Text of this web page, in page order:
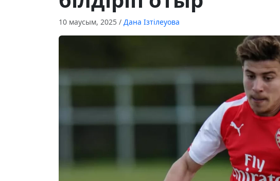
10 маусым, 2025 / Дана Ізтілеуова